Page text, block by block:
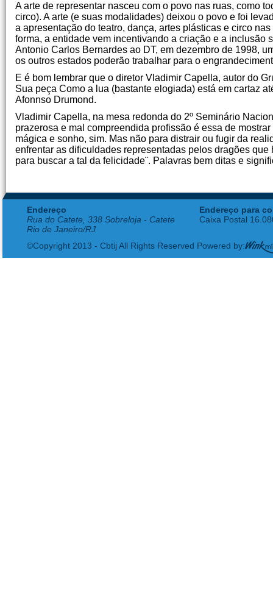
A arte de representar nasceu com o povo nas ruas, como
circo). A arte (e suas modalidades) deixou o povo e foi
a apresentação do teatro, dança, artes plásticas e circo
forma, a entidade vem incentivando a criação e a
Antonio Carlos Bernardes ao DT, em dezembro de 1998,
os outros estados poderão trabalhar para o
E é bom lembrar que o diretor Vladimir Capella, autor do
Sua peça Como a lua (bastante elogiada) está em cartaz
Afonnso Drumond.
Vladimir Capella, na mesa redonda do 2º Seminário
prazerosa e mal compreendida profissão é essa de
mágica e sonho, sim. Mas não para distrair ou fugir da
enfrentar as dificuldades representadas pelos dragões
para buscar a tal da felicidade¨. Palavras bem ditas e
Endereço
Rua do Catete, 338 Sobreloja - Catete
Rio de Janeiro/RJ
Endereço para
Caixa Postal
©Copyright 2013 - Cbtij All Rights Reserved Powered by: